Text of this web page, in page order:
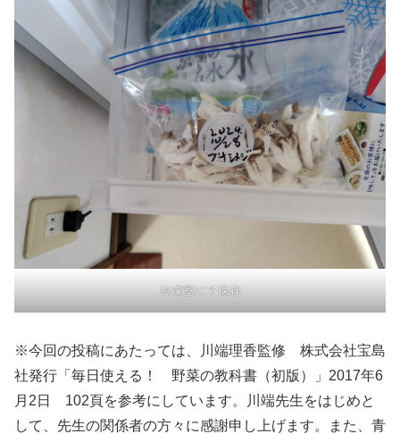
冷凍室にて保存
※今回の投稿にあたっては、川端理香監修 株式会社宝島
社発行「毎日使える！ 野菜の教科書（初版）」2017年6
月2日 102頁を参考にしています。川端先生をはじめと
して、先生の関係者の方々に感謝申し上げます。また、青